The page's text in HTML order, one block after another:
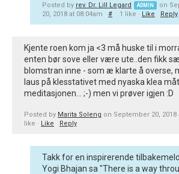
Posted by rev. Dr. Lill Legard ADMIN
on
20, 2018 at 08:04am
# 1 like · Like Reply
Kjente roen kom ja <3 må huske til i
enten bør sove eller være ute..den fikk
blomstran inne - som æ klarte å overse,
laus på klesstativet med nyaska klea
meditasjonen... ;-) men vi prøver igjen :D
Posted by Marita Soleng on September 20, 2018
like · Like Reply
Takk for en inspirerende
Yogi Bhajan sa "There is a way